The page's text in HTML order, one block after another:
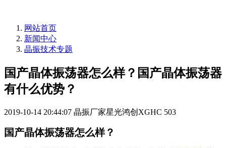
网站首页
新闻中心
晶振技术专题
国产晶体振荡器怎么样？国产晶体振荡器
有什么优势？
2019-10-14 20:44:07 晶振厂家星光鸿创XGHC 503
国产晶体振荡器怎么样？